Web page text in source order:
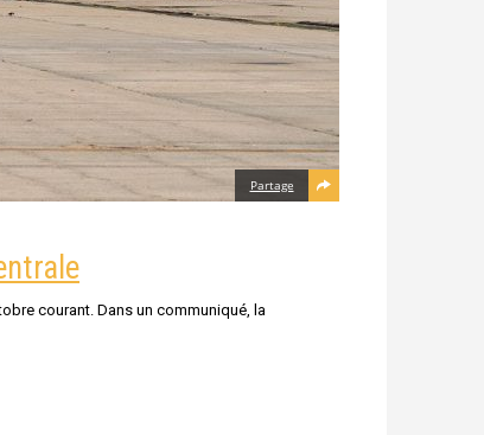
Partage
courant. Dans un communiqué, la